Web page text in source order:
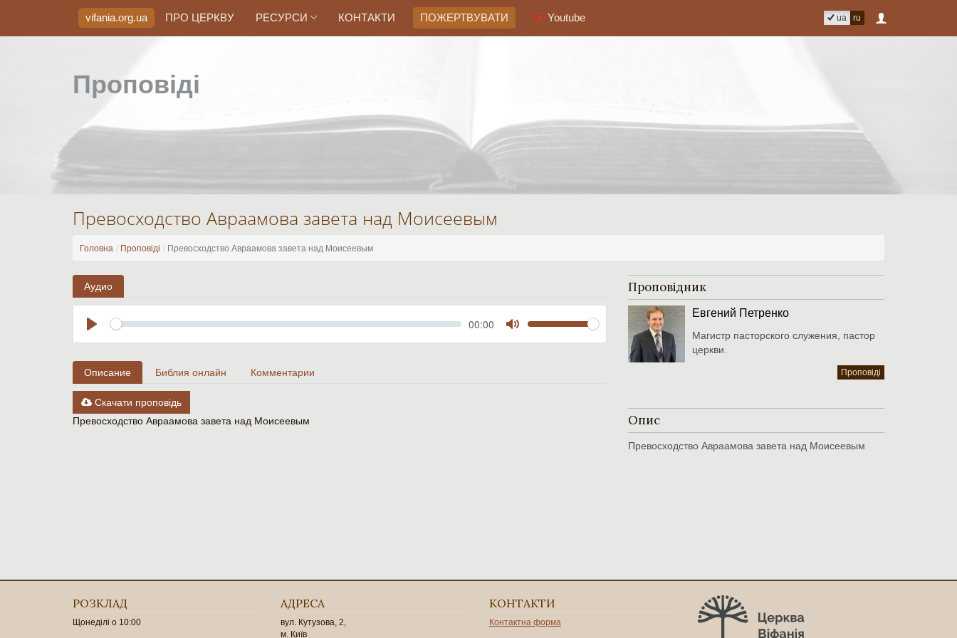
vifania.org.ua ПРО ЦЕРКВУ РЕСУРСИ КОНТАКТИ ПОЖЕРТВУВАТИ Youtube ua ru
Проповіді
Превосходство Авраамова завета над Моисеевым
Головна Проповіді Превосходство Авраамова завета над Моисеевым
Аудио
Seek Current
00:00
Mute
Volume
Описание Библия онлайн Комментарии
Скачати проповідь
Превосходство Авраамова завета над Моисеевым
Проповідник
Евгений Петренко
Магистр пасторского служения, пастор
церкви.
Проповіді
Опис
Превосходство Авраамова завета над Моисеевым
РОЗКЛАД
Щонеділі о 10:00
АДРЕСА
вул. Кутузова, 2,
м. Київ
КОНТАКТИ
Контактна форма